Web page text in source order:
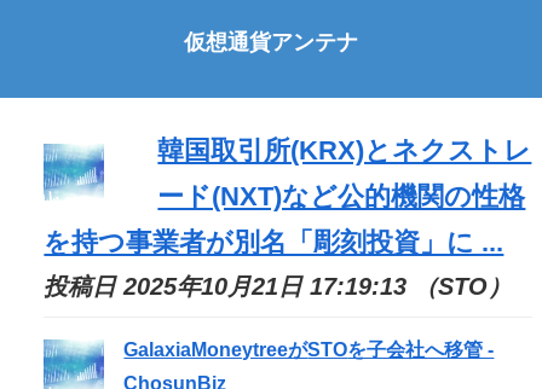
仮想通貨アンテナ
韓国取引所(KRX)とネクストレ
ード(NXT)など公的機関の性格
を持つ事業者が別名「彫刻投資」に ...
投稿日 2025年10月21日 17:19:13 （STO）
GalaxiaMoneytreeがSTOを子会社へ移管 -
ChosunBiz